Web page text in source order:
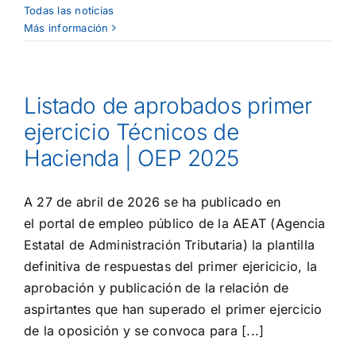
Todas las noticias
Más información
Listado de aprobados primer
ejercicio Técnicos de
Hacienda | OEP 2025
A 27 de abril de 2026 se ha publicado en
el portal de empleo público de la AEAT (Agencia
Estatal de Administración Tributaria) la plantilla
definitiva de respuestas del primer ejericicio, la
aprobación y publicación de la relación de
aspirtantes que han superado el primer ejercicio
de la oposición y se convoca para [...]